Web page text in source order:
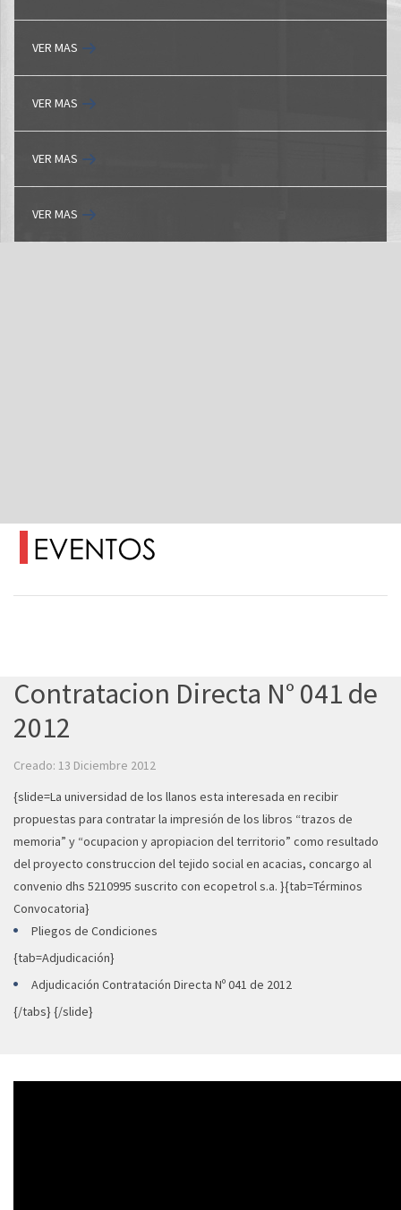
VER MAS
VER MAS
VER MAS
VER MAS
Contratacion Directa N° 041 de
2012
Creado: 13 Diciembre 2012
{slide=La universidad de los llanos esta interesada en recibir
propuestas para contratar la impresión de los libros “trazos de
memoria” y “ocupacion y apropiacion del territorio” como resultado
del proyecto construccion del tejido social en acacias, concargo al
convenio dhs 5210995 suscrito con ecopetrol s.a. }{tab=Términos
Convocatoria}
Pliegos de Condiciones
{tab=Adjudicación}
Adjudicación Contratación Directa Nº 041 de 2012
{/tabs} {/slide}